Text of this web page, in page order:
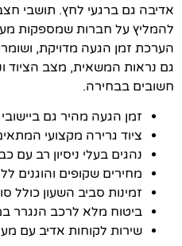
אדיבה גם ברגעי לחץ. תושבי
להמליץ על חברות שמספקות
הערכת זמן הגעה מדויקת,
גם נראות המשאית, מצב הציוד
חשובים בבחירה.
זמן הגעה מהיר גם
ציוד גרירה מקצועי
נהגים בעלי ניסיון רב עם
מחירים שקופים והוגנים
זמינות סביב השעון כולל
ביטוח מלא לרכב הנגרר
שירות לקוחות אדיב עם